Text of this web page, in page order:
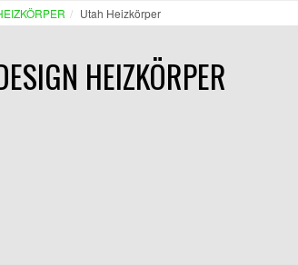
Utah Heizkörper
HEIZKÖRPER